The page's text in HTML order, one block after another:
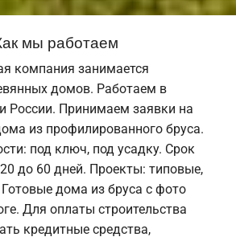
мы работаем
компания занимается
домов. Работаем в
России. Принимаем заявки на
из профилированного бруса.
под ключ, под усадку. Срок
до 60 дней. Проекты: типовые,
дома из бруса с фото
Для оплаты строительства
кредитные средства,